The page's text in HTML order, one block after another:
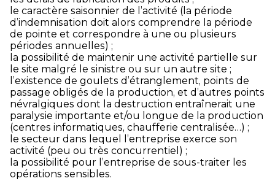
le caractère saisonnier de l’activité (la période
d’indemnisation doit alors comprendre la période
de pointe et correspondre à une ou plusieurs
périodes annuelles) ;
la possibilité de maintenir une activité partielle sur
le site malgré le sinistre ou sur un autre site ;
l’existence de goulets d’étranglement, points de
passage obligés de la production, et d’autres points
névralgiques dont la destruction entraînerait une
paralysie importante et/ou longue de la production
(centres informatiques, chaufferie centralisée…) ;
le secteur dans lequel l’entreprise exerce son
activité (peu ou très concurrentiel) ;
la possibilité pour l’entreprise de sous-traiter les
opérations sensibles.